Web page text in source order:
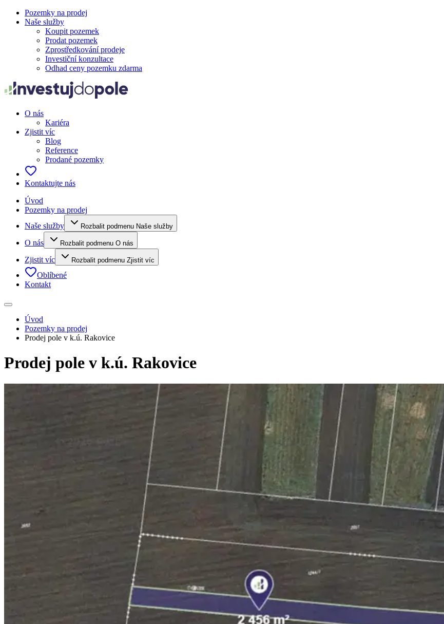
Pozemky na prodej
Naše služby
Koupit pozemek
Prodat pozemek
Zprostředkování prodeje
Investiční konzultace
Odhad ceny pozemku zdarma
O nás
Kariéra
Zjistit víc
Blog
Reference
Prodané pozemky
Kontaktujte nás
Úvod
Pozemky na prodej
Naše služby
Rozbalit podmenu Naše služby
O nás Rozbalit podmenu O nás
Zjistit víc Rozbalit podmenu Zjistit víc
Oblíbené
Kontakt
Úvod
Pozemky na prodej
Prodej pole v k.ú. Rakovice
Prodej pole v k.ú. Rakovice